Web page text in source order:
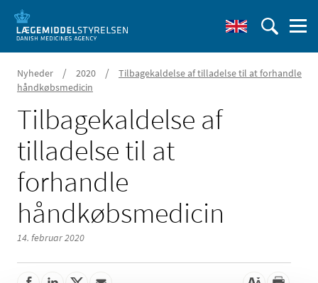
Nyheder / 2020 /
Tilbagekaldelse af tilladelse til at forhandle
håndkøbsmedicin
Tilbagekaldelse af
tilladelse til at
forhandle
håndkøbsmedicin
14. februar 2020